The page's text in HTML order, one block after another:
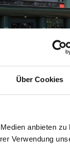
Über Cookies
anbieten zu
Verwendung